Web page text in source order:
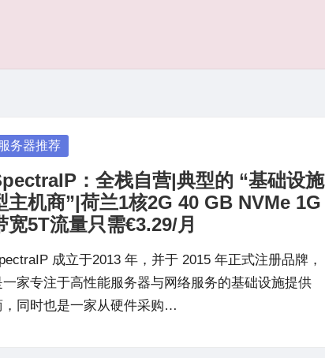
务器推荐
：全栈自营|典型的 “基础设施
主机商”|荷兰1核2G 40 GB NVMe 1G
宽5T流量只需€3.29/月
成立于2013 年，并于 2015 年正式注册品牌，
一家专注于高性能服务器与网络服务的基础设施提供
，同时也是一家从硬件采购…